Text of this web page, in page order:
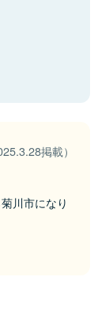
掲載）
川市になり